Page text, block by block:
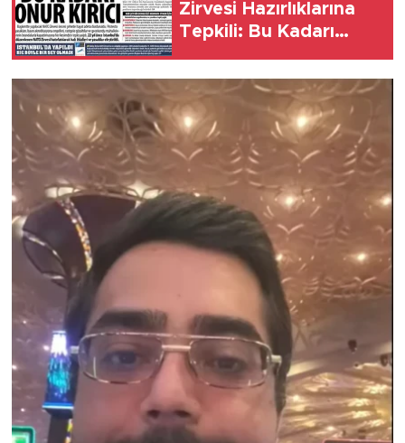
Zirvesi Hazırlıklarına
Tepkili: Bu Kadarı
Zirvesi Öncesi Şehirde
Hayat Adeta
Durduruldu